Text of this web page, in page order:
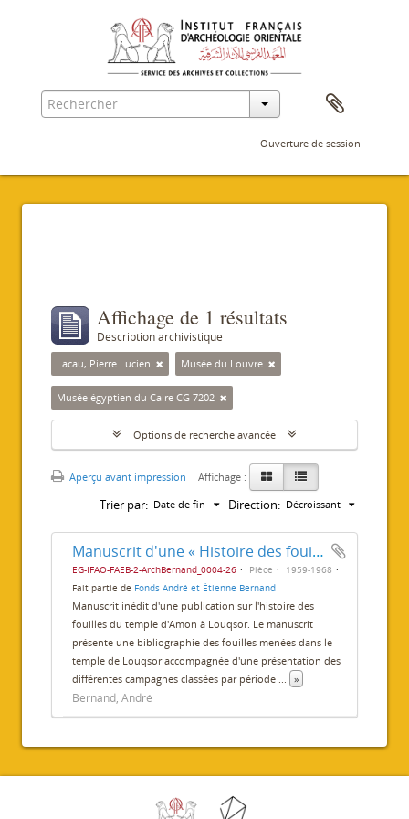
Ouverture de session
Affichage de 1 résultats
Description archivistique
Lacau, Pierre Lucien Musée du Louvre
Musée égyptien du Caire CG 7202
Options de recherche avancée
Aperçu avant impression Affichage :
Trier par: Date de fin Direction: Décroissant
Manuscrit d'une « Histoire des fouilles du temple de Louxor »
EG-IFAO-FAEB-2-ArchBernand_0004-26 Pièce
1959-1968
Fait partie de Fonds André et Étienne Bernand
Manuscrit inédit d'une publication sur l'histoire des
fouilles du temple d'Amon à Louqsor. Le manuscrit
présente une bibliographie des fouilles menées dans le
temple de Louqsor accompagnée d'une présentation des
différentes campagnes classées par période ... »
Bernand, André